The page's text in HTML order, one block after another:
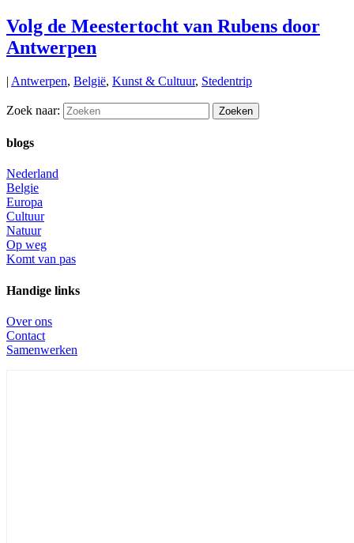
Volg de Meestertocht van Rubens door
Antwerpen
| Antwerpen, België, Kunst & Cultuur, Stedentrip
Zoek naar:
blogs
Nederland
Belgie
Europa
Cultuur
Natuur
Op weg
Komt van pas
Handige links
Over ons
Contact
Samenwerken